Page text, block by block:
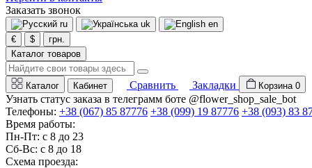
Заказать звонок
ru uk
en
€
$
грн.
Каталог товаров
Каталог Кабинет Сравнить Закладки Корзина 0
Узнать статус заказа в телеграмм боте @flower_shop_sale_bot
Телефоны: +38 (067) 85 87776 +38 (099) 19 87776 +38 (093) 83
Время работы:
Пн-Пт: с 8 до 23
Сб-Вс: с 8 до 18
Схема проезда: